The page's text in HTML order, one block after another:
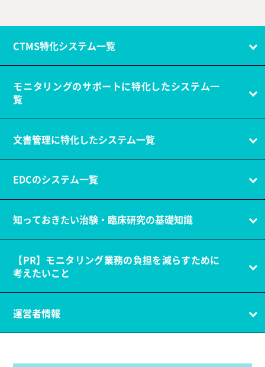
CTMS特化システム一覧
モニタリングのサポートに特化したシステム一
覧
文書管理に特化したシステム一覧
EDCのシステム一覧
知っておきたい治験・臨床研究の基礎知識
【PR】モニタリング業務の負担を減らすために
考えたいこと
運営者情報